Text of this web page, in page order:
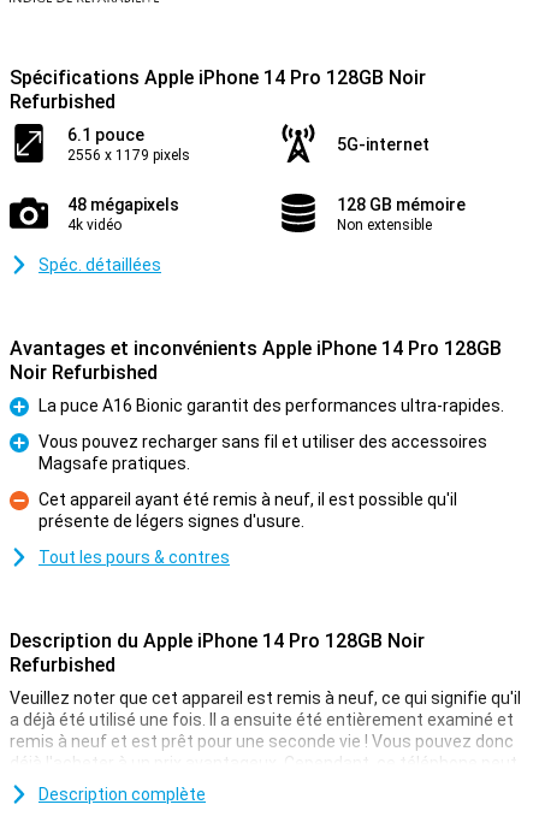
Spécifications Apple iPhone 14 Pro 128GB Noir
Refurbished
6.1 pouce
2556 x 1179 pixels
5G-internet
48 mégapixels
4k vidéo
128 GB mémoire
Non extensible
Spéc. détaillées
Avantages et inconvénients Apple iPhone 14 Pro 128GB
Noir Refurbished
Pour
La puce A16 Bionic garantit des performances ultra-rapides.
Pour
Vous pouvez recharger sans fil et utiliser des accessoires
Magsafe pratiques.
Contre
Cet appareil ayant été remis à neuf, il est possible qu'il
présente de légers signes d'usure.
Tout les pours & contres
Description du Apple iPhone 14 Pro 128GB Noir
Refurbished
Veuillez noter que cet appareil est remis à neuf, ce qui signifie qu'il
a déjà été utilisé une fois. Il a ensuite été entièrement examiné et
remis à neuf et est prêt pour une seconde vie ! Vous pouvez donc
déjà l'acheter à un prix avantageux. Cependant, ce téléphone peut
présenter de légers signes d'utilisation à l'extérieur.
Description complète